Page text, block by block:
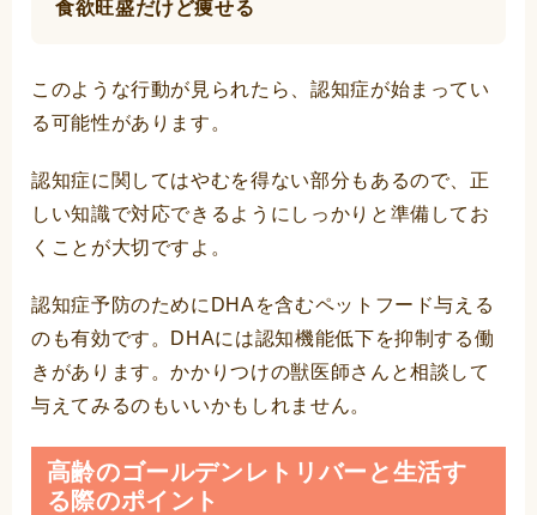
食欲旺盛だけど痩せる
このような行動が見られたら、認知症が始まってい
る可能性があります。
認知症に関してはやむを得ない部分もあるので、正
しい知識で対応できるようにしっかりと準備してお
くことが大切ですよ。
認知症予防のためにDHAを含むペットフード与える
のも有効です。DHAには認知機能低下を抑制する働
きがあります。かかりつけの獣医師さんと相談して
与えてみるのもいいかもしれません。
高齢のゴールデンレトリバーと生活す
る際のポイント